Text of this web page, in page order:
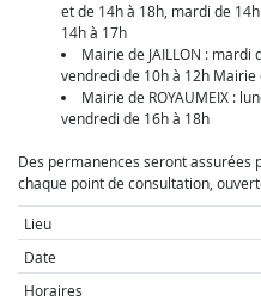
et de 14h à 18h, mardi de
14h à 17h
Mairie de JAILLON :
vendredi de 10h à 12h Mairie
Mairie de ROYAUMEIX :
vendredi de 16h à 18h
Des permanences seront assurées
chaque point de consultation,
Lieu
Date
Horaires